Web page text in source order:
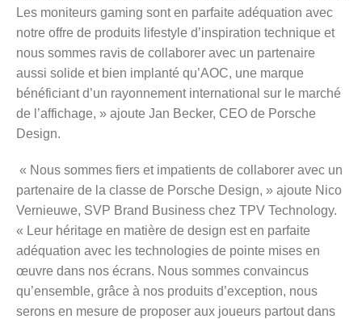
Les moniteurs gaming sont en parfaite adéquation avec
notre offre de produits lifestyle d’inspiration technique et
nous sommes ravis de collaborer avec un partenaire
aussi solide et bien implanté qu’AOC, une marque
bénéficiant d’un rayonnement international sur le marché
de l’affichage, » ajoute Jan Becker, CEO de Porsche
Design.
« Nous sommes fiers et impatients de collaborer avec un
partenaire de la classe de Porsche Design, » ajoute Nico
Vernieuwe, SVP Brand Business chez TPV Technology.
« Leur héritage en matière de design est en parfaite
adéquation avec les technologies de pointe mises en
œuvre dans nos écrans. Nous sommes convaincus
qu’ensemble, grâce à nos produits d’exception, nous
serons en mesure de proposer aux joueurs partout dans